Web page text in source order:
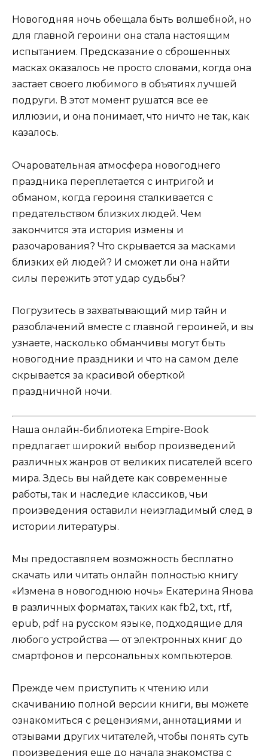
Новогодняя ночь обещала быть волшебной, но
для главной героини она стала настоящим
испытанием. Предсказание о сброшенных
масках оказалось не просто словами, когда она
застает своего любимого в объятиях лучшей
подруги. В этот момент рушатся все ее
иллюзии, и она понимает, что ничто не так, как
казалось.
Очаровательная атмосфера новогоднего
праздника переплетается с интригой и
обманом, когда героиня сталкивается с
предательством близких людей. Чем
закончится эта история измены и
разочарования? Что скрывается за масками
близких ей людей? И сможет ли она найти
силы пережить этот удар судьбы?
Погрузитесь в захватывающий мир тайн и
разоблачений вместе с главной героиней, и вы
узнаете, насколько обманчивы могут быть
новогодние праздники и что на самом деле
скрывается за красивой оберткой
праздничной ночи.
Наша онлайн-библиотека Empire-Book
предлагает широкий выбор произведений
различных жанров от великих писателей всего
мира. Здесь вы найдете как современные
работы, так и наследие классиков, чьи
произведения оставили неизгладимый след в
истории литературы.
Мы предоставляем возможность бесплатно
скачать или читать онлайн полностью книгу
«Измена в новогоднюю ночь» Екатерина Янова
в различных форматах, таких как fb2, txt, rtf,
epub, pdf на русском языке, подходящие для
любого устройства — от электронных книг до
смартфонов и персональных компьютеров.
Прежде чем приступить к чтению или
скачиванию полной версии книги, вы можете
ознакомиться с рецензиями, аннотациями и
отзывами других читателей, чтобы понять суть
произведения еще до начала знакомства с